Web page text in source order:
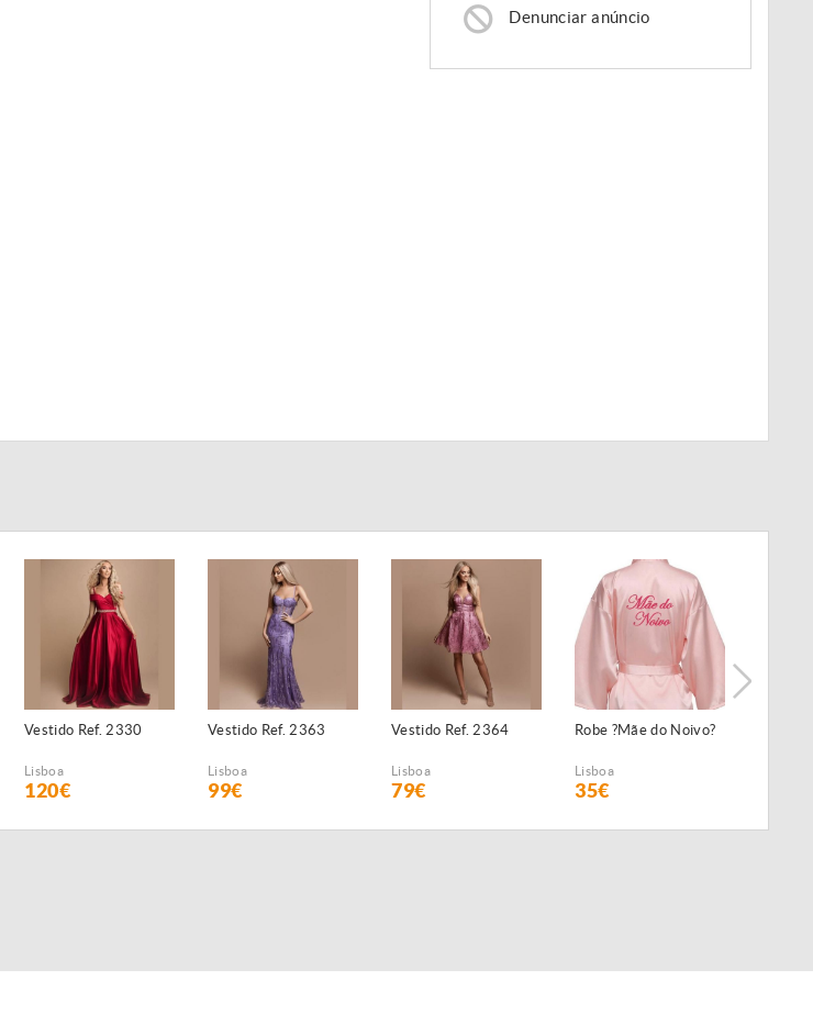
Denunciar anúncio
Vestido Ref. 2330
Lisboa
120€
Vestido Ref. 2363
Lisboa
99€
Vestido Ref. 2364
Lisboa
79€
Robe ?Mãe do Noivo?
Lisboa
35€